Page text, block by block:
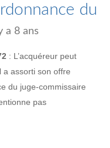
du
a 8 ans
: L’acquéreur peut
a assorti son offre
du juge-commissaire
pas